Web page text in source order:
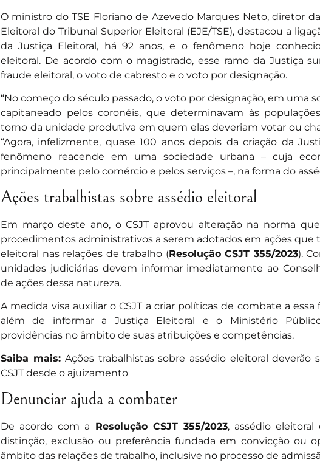
O ministro do TSE Floriano de Azevedo Marques Neto, diretor
Eleitoral do Tribunal Superior Eleitoral (EJE/TSE), destacou a
da Justiça Eleitoral, há 92 anos, e o fenômeno hoje
eleitoral. De acordo com o magistrado, esse ramo da Justiça
fraude eleitoral, o voto de cabresto e o voto por designação.
“No começo do século passado, o voto por designação, em uma
capitaneado pelos coronéis, que determinavam às
torno da unidade produtiva em quem elas deveriam votar ou
“Agora, infelizmente, quase 100 anos depois da criação da
fenômeno reacende em uma sociedade urbana – cuja
principalmente pelo comércio e pelos serviços –, na forma do
Ações trabalhistas sobre assédio eleitoral
Em março deste ano, o CSJT aprovou alteração na norma
procedimentos administrativos a serem adotados em ações que
eleitoral nas relações de trabalho (Resolução CSJT 355/2023).
unidades judiciárias devem informar imediatamente ao
de ações dessa natureza.
A medida visa auxiliar o CSJT a criar políticas de combate a essa
além de informar a Justiça Eleitoral e o Ministério
providências no âmbito de suas atribuições e competências.
Saiba mais:Ações trabalhistas sobre assédio eleitoral deverão
CSJT desde o ajuizamento
Denunciar ajuda a combater
De acordo com a Resolução CSJT 355/2023, assédio
distinção, exclusão ou preferência fundada em convicção ou
âmbito das relações de trabalho, inclusive no processo de